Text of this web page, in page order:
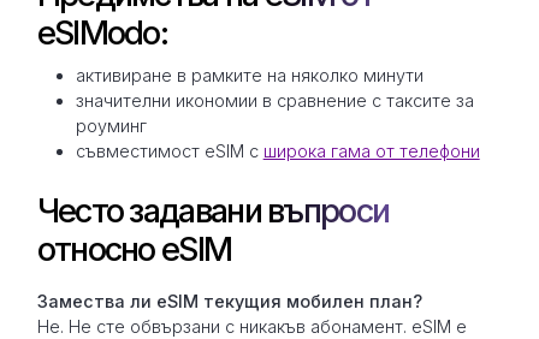
eSIModo:
активиране в рамките на няколко минути
значителни икономии в сравнение с таксите за
роуминг
съвместимост eSIM с широка гама от телефони
Често задавани въпроси
относно eSIM
Замествa ли eSIM текущия мобилен план?
Не. Не сте обвързани с никакъв абонамент. eSIM е